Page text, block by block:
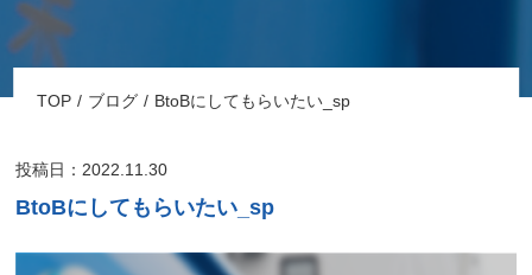
TOP ブログ BtoBにしてもらいたい_sp
投稿日：2022.11.30
BtoBにしてもらいたい_sp